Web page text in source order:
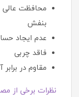
محافظت عالی
بنفش
عدم ایجاد
فاقد چربی
مقاوم در
نظرات برخی از